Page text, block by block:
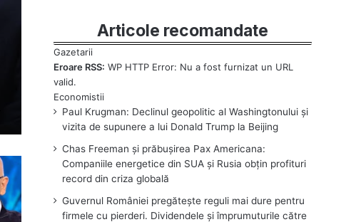
Articole recomandate
Eroare RSS: WP HTTP Error: Nu a fost furnizat un URL
valid.
Paul Krugman: Declinul geopolitic al Washingtonului și
vizita de supunere a lui Donald Trump la Beijing
Chas Freeman și prăbușirea Pax Americana:
Companiile energetice din SUA și Rusia obțin profituri
record din criza globală
Guvernul României pregătește reguli mai dure pentru
firmele cu pierderi. Dividendele și împrumuturile către